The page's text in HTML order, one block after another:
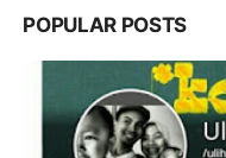
POPULAR POSTS